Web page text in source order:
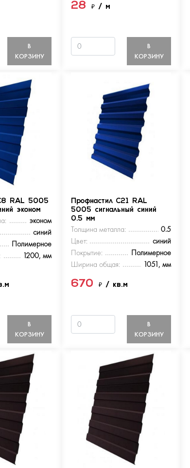
В
КОРЗИНУ
28₽/ м
В
КОРЗИНУ
RAL 5005
эконом
эконом
синий
Полимерное
1200, мм
В
КОРЗИНУ
Профнастил С21 RAL
5005 сигнальный синий
0.5 мм
Толщина металла:
0.5
Цвет:
синий
Покрытие:
Полимерное
Ширина общая:
1051, мм
670₽/ кв.м
В
КОРЗИНУ